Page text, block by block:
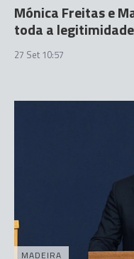
Mónica Freitas e
toda a
27 Set 10:57
MADEIRA